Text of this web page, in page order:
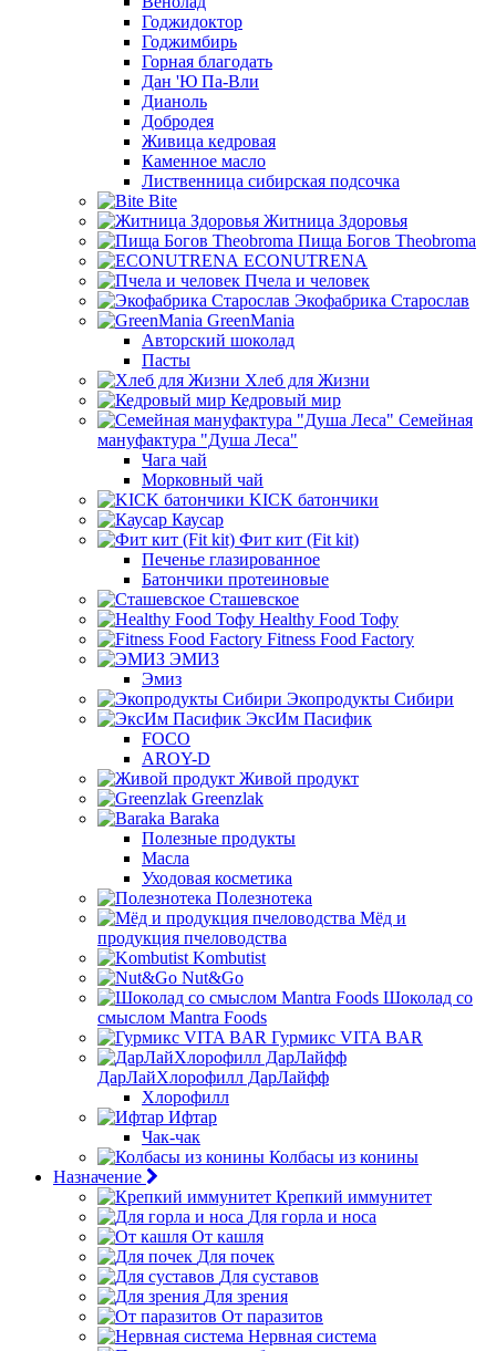
Годжидоктор
Годжимбирь
Горная благодать
Дан 'Ю Па-Вли
Дианоль
Добродея
Живица кедровая
Каменное масло
Лиственница сибирская подсочка
Bite
Житница Здоровья
Пища Богов Theobroma
ECONUTRENA
Пчела и человек
Экофабрика Старослав
GreenMania
Авторский шоколад
Пасты
Хлеб для Жизни
Кедровый мир
Семейная
мануфактура "Душа Леса"
Чага чай
Морковный чай
KICK батончики
Каусар
Фит кит (Fit kit)
Печенье глазированное
Батончики протеиновые
Сташевское
Healthy Food Тофу
Fitness Food Factory
ЭМИЗ
Эмиз
Экопродукты Сибири
ЭксИм Пасифик
FOCO
AROY-D
Живой продукт
Greenzlak
Baraka
Полезные продукты
Масла
Уходовая косметика
Полезнотека
Мёд и
продукция пчеловодства
Kombutist
Nut&Go
Шоколад со
смыслом Mantra Foods
Гурмикс VITA BAR
ДарЛайХлорофилл ДарЛайфф
Хлорофилл
Ифтар
Чак-чак
Колбасы из конины
Назначение
Крепкий иммунитет
Для горла и носа
От кашля
Для почек
Для суставов
Для зрения
От паразитов
Нервная система